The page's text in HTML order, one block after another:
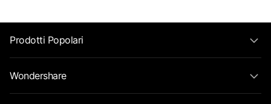
Prodotti Popolari
Wondershare